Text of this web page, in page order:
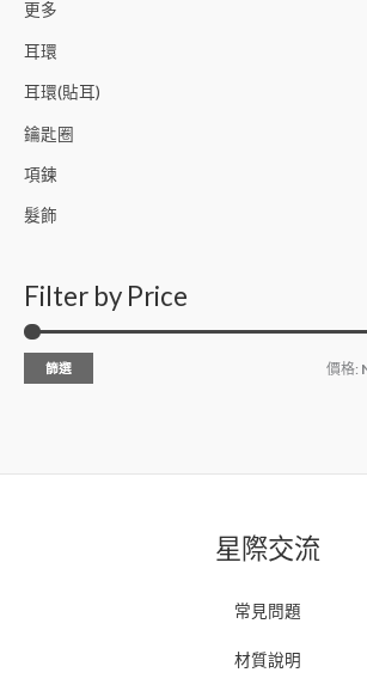
更多
耳環
耳環(貼耳)
鑰匙圈
項鍊
髮飾
Filter by Price
篩選 價格:
星際交流
常見問題
材質說明